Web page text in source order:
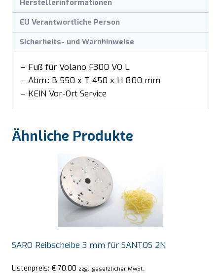
Herstellerinformationen
EU Verantwortliche Person
Sicherheits- und Warnhinweise
– Fuß für Volano F300 VO L
– Abm.: B 550 x T 450 x H 800 mm
– KEIN Vor-Ort Service
Ähnliche Produkte
SARO Reibscheibe 3 mm für SANTOS 2N
Listenpreis: € 70,00 zzgl. gesetzlicher MwSt.